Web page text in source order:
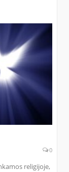
0
religijoje,